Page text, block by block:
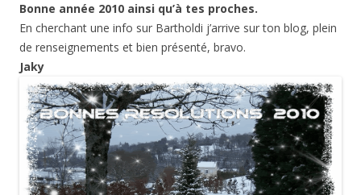
Bonne année 2010 ainsi qu’à tes proches.
En cherchant une info sur Bartholdi j’arrive sur ton blog, plein
de renseignements et bien présenté, bravo.
Jaky